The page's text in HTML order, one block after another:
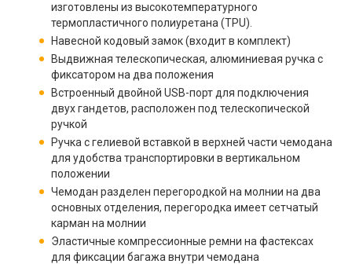
изготовлены из высокотемпературного
термопластичного полиуретана (TPU).
Навесной кодовый замок (входит в комплект)
Выдвижная телескопическая, алюминиевая ручка с
фиксатором на два положения
Встроенный двойной USB-порт для подключения
двух гандетов, расположен под телескопической
ручкой
Ручка с гелиевой вставкой в верхней части чемодана
для удобства транспортировки в вертикальном
положении
Чемодан разделен перегородкой на молнии на два
основных отделения, перегородка имеет сетчатый
карман на молнии
Эластичные компрессионные ремни на фастексах
для фиксации багажа внутри чемодана